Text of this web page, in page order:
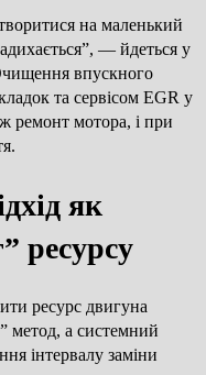
на маленький
— йдеться у
впускного
та сервісом EGR у
ремонт мотора, і при
як
ресурсу
ресурс двигуна
метод, а системний
інтервалу заміни